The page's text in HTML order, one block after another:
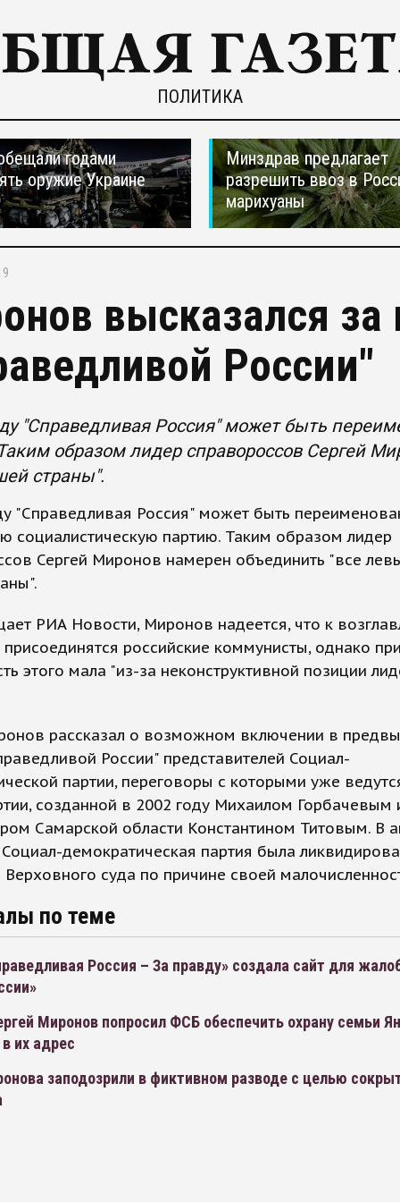
ПОЛИТИКА
годами
оружие Украине
Минздрав предлагает
разрешить ввоз в
марихуаны
высказался за
России"
"Справедливая Россия" может быть
образом лидер справороссов Сергей
страны".
"Справедливая Россия" может быть
социалистическую партию. Таким образом лидер
Сергей Миронов намерен объединить "все
РИА Новости, Миронов надеется, что к
российские коммунисты, однако
этого мала "из-за неконструктивной позиции
рассказал о возможном включении в
России" представителей Социал-
партии, переговоры с которыми уже
созданной в 2002 году Михаилом Горбачевым
Самарской области Константином Титовым. В
демократическая партия была
суда по причине своей
по теме
Россия – За правду» создала сайт для
Миронов попросил ФСБ обеспечить охрану семьи
в их адрес
заподозрили в фиктивном разводе с целью